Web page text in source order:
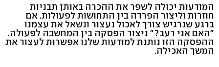
המודעות יכולה לשפר את ההכרה באותן תבניות
חוזרות וליצור הפרדה בין התחושות לפעולות. אם
ברגע שנרגיש צורך לאכול נעצור ונשאל את עצמנו
"האם אני רעב?" ניצור הפסקה בין המחשבה לפעולה.
ההפסקה הזו נותנת למודעות שלנו אפשרות לעצור את
המשך האכילה.